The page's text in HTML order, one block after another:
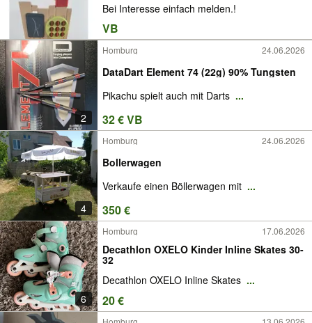
Bei Interesse einfach melden.!
VB
2
Homburg 24.06.2026
DataDart Element 74 (22g) 90% Tungsten
Pikachu spielt auch mit Darts ...
32 € VB
4
Homburg 24.06.2026
Bollerwagen
Verkaufe einen Böllerwagen mit ...
350 €
6
Homburg 17.06.2026
Decathlon OXELO Kinder Inline Skates 30-
32
Decathlon OXELO Inline Skates ...
20 €